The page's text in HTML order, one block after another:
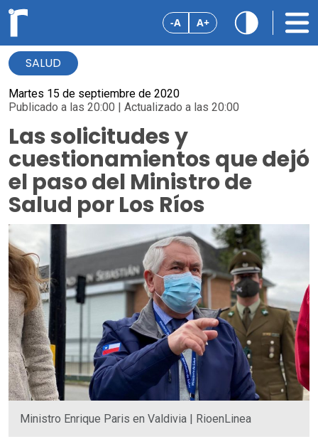
-A A+
SALUD
Martes 15 de septiembre de 2020
Publicado a las 20:00 | Actualizado a las 20:00
Las solicitudes y
cuestionamientos que dejó
el paso del Ministro de
Salud por Los Ríos
Ministro Enrique Paris en Valdivia | RioenLinea